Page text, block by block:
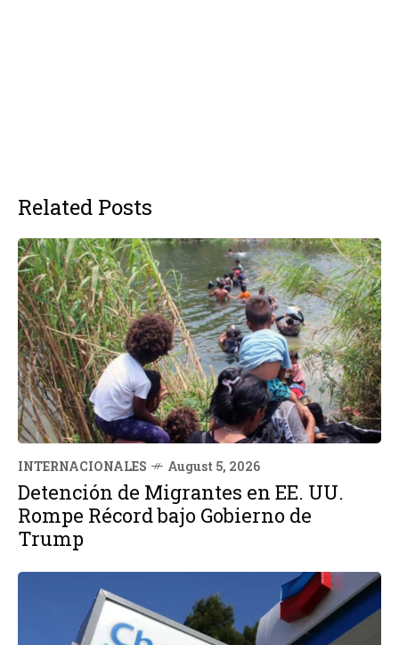
Related Posts
INTERNACIONALES August 5, 2026
Detención de Migrantes en EE. UU.
Rompe Récord bajo Gobierno de
Trump